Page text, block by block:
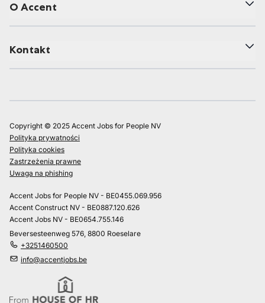
O Accent
Kontakt
Copyright © 2025 Accent Jobs for People NV
Polityka prywatności
Polityka cookies
Zastrzeżenia prawne
Uwaga na phishing
Accent Jobs for People NV - BE0455.069.956
Accent Construct NV - BE0887.120.626
Accent Jobs NV - BE0654.755.146
Beversesteenweg 576, 8800 Roeselare
+3251460500
info@accentjobs.be